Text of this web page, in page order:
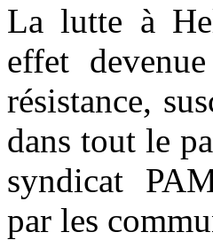
La lutte à
effet
résistance,
dans tout le
syndicat
par les